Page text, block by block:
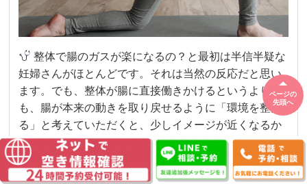
整体で腸のガスが楽になるの？と最初は半信半疑な
妊婦さんがほとんどです。それは当然の反応だと思い
ます。でも、整体が腸に直接働きかけるというより
も、腸が本来の動きを取り戻せるように「環境を整え
る」と考えていただくと、少しイメージが近くなるか
もしれません。玉造・東成区にあるいちる整体院に
は、胎動 ポコポコ ガスのご相談をはじめ、妊娠中の骨
盤の違和感や背中のつらさで来院される妊婦さんが少
ページの
先頭へ